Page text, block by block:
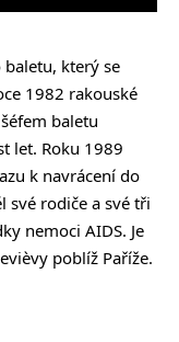
baletu, který se
1982 rakouské
baletu
let. Roku 1989
k navrácení do
své rodiče a své tři
nemoci AIDS. Je
poblíž Paříže.